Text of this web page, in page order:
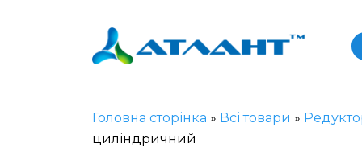
Головна сторінка » Всі товари »
циліндричний